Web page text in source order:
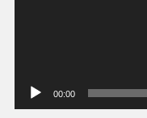
00:00